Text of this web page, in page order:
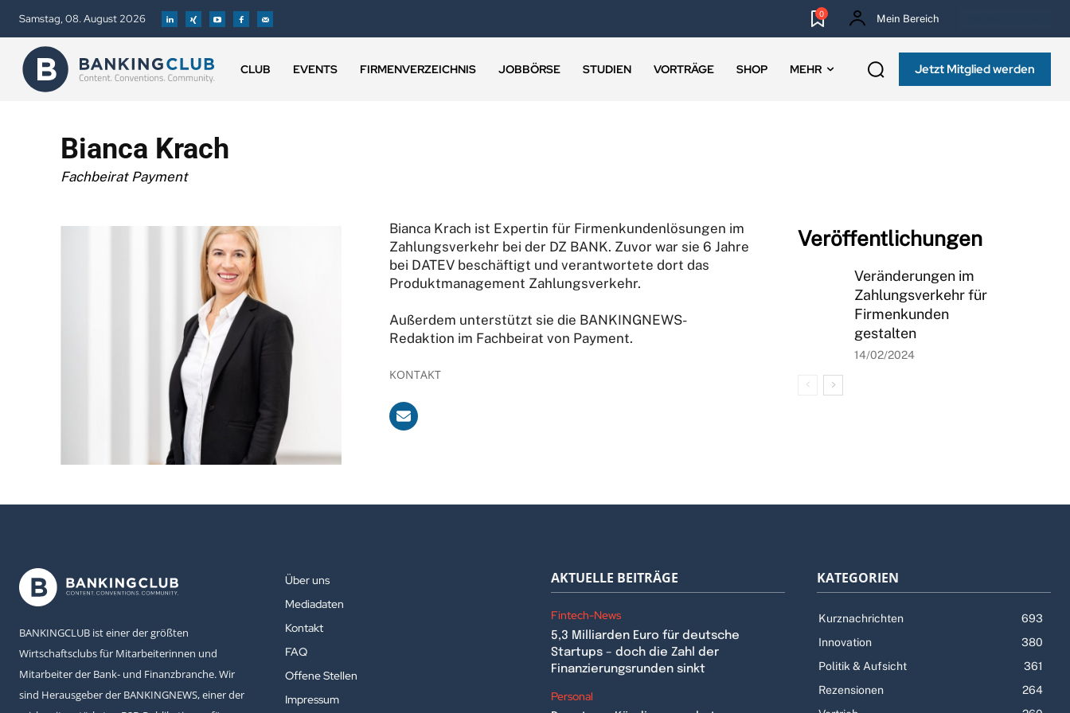
Samstag, 08. August 2026 0 Mein Bereich
CLUB EVENTS FIRMENVERZEICHNIS JOBBÖRSE STUDIEN VORTRÄGE SHOP MEHR Jetzt Mitglied werden
Bianca Krach
Fachbeirat Payment
Bianca Krach ist Expertin für Firmenkundenlösungen im
Zahlungsverkehr bei der DZ BANK. Zuvor war sie 6 Jahre
bei DATEV beschäftigt und verantwortete dort das
Produktmanagement Zahlungsverkehr.
Außerdem unterstützt sie die BANKINGNEWS-
Redaktion im Fachbeirat von Payment.
KONTAKT
Veröffentlichungen
Veränderungen im
Zahlungsverkehr für
Firmenkunden
gestalten
14/02/2024
BANKINGCLUB ist einer der größten
Wirtschaftsclubs für Mitarbeiterinnen und
Mitarbeiter der Bank- und Finanzbranche. Wir
sind Herausgeber der BANKINGNEWS, einer der
Über uns
Mediadaten
Kontakt
FAQ
Offene Stellen
Impressum
AKTUELLE BEITRÄGE
Fintech-News
5,3 Milliarden Euro für deutsche
Startups – doch die Zahl der
Finanzierungsrunden sinkt
Personal
KATEGORIEN
Kurznachrichten
693
Innovation
380
Politik & Aufsicht
361
Rezensionen
264